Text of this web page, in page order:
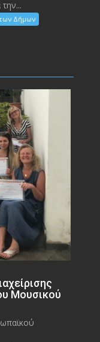
Δήμων
Μουσικού